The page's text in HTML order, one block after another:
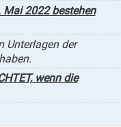
Mai 2022 bestehen
Unterlagen der
wenn die